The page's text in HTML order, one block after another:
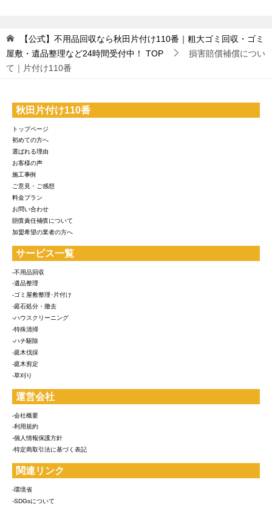
【公式】不用品回収なら秋田片付け110番｜粗大ゴミ回収・ゴミ
屋敷・遺品整理など24時間受付中！
TOP
損害賠償補償につい
て｜片付け110番
秋田片付け110番
トップページ
初めての方へ
選ばれる理由
お客様の声
施工事例
ご意見・ご感想
料金プラン
お問い合わせ
賠償責任補償について
加盟希望の業者の方へ
サービス一覧
-不用品回収
-遺品整理
-ゴミ屋敷整理･片付け
-庭石処分・撤去
-ハウスクリーニング
-特殊清掃
-ハチ駆除
-庭木伐採
-庭木剪定
-草刈り
運営会社
-会社概要
-利用規約
-個人情報保護方針
-特定商取引法に基づく表記
関連リンク
-環境省
-SDGsについて